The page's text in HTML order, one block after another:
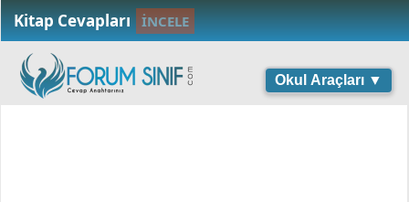
Kitap Cevapları İNCELE
Okul Araçları ▼